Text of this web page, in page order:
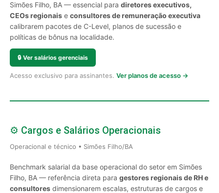
Simões Filho, BA — essencial para diretores executivos,
CEOs regionais e consultores de remuneração executiva
calibrarem pacotes de C-Level, planos de sucessão e
políticas de bônus na localidade.
🔒 Ver salários gerenciais
Acesso exclusivo para assinantes. Ver planos de acesso →
⚙️ Cargos e Salários Operacionais
Operacional e técnico • Simões Filho/BA
Benchmark salarial da base operacional do setor em Simões
Filho, BA — referência direta para gestores regionais de RH e
consultores dimensionarem escalas, estruturas de cargos e